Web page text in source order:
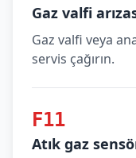
Gaz valfi
Gaz valfi veya
servis çağırın.
F11
Atık gaz